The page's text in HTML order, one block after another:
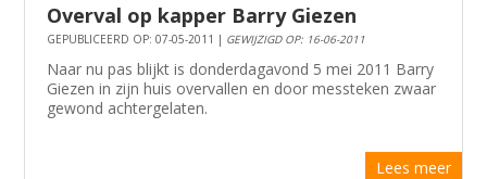
Overval op kapper Barry Giezen
GEPUBLICEERD OP: 07-05-2011 | GEWIJZIGD OP: 16-06-2011
Naar nu pas blijkt is donderdagavond 5 mei 2011 Barry
Giezen in zijn huis overvallen en door messteken zwaar
gewond achtergelaten.
Lees meer